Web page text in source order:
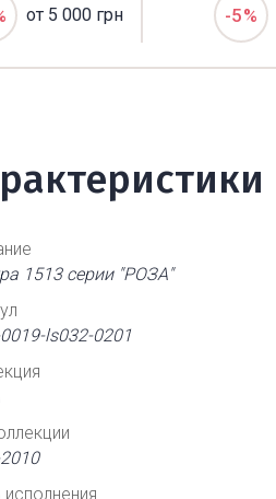
от 5 000 грн -5%
1513 серии "РОЗА"
ls032-0201
исполнения